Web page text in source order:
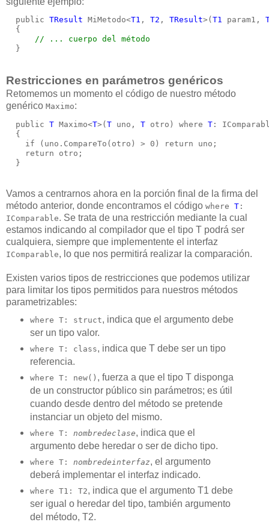
  public
TResult MiMetodo<T1 , T2 , TResult>( T1 param1,
  {
// ... cuerpo del método
  }
Restricciones en parámetros genéricos
Retomemos un momento el código de nuestro método
genérico Maximo:
  public
T Maximo<T>( T uno, T otro) where T :
  {
    if (uno.CompareTo(otro) > 0) return uno;
    return otro;
  }
Vamos a centrarnos ahora en la porción final de la firma del
método anterior, donde encontramos el código where T :
IComparable. Se trata de una restricción mediante la cual
estamos indicando al compilador que el tipo T podrá ser
cualquiera, siempre que implementente el interfaz
IComparable, lo que nos permitirá realizar la comparación.
Existen varios tipos de restricciones que podemos utilizar
para limitar los tipos permitidos para nuestros métodos
parametrizables:
where T: struct, indica que el argumento debe
ser un tipo valor.
where T: class, indica que T debe ser un tipo
referencia.
where T: new() , fuerza a que el tipo T disponga
de un constructor público sin parámetros; es útil
cuando desde dentro del método se pretende
instanciar un objeto del mismo.
where T: nombredeclase, indica que el
argumento debe heredar o ser de dicho tipo.
where T: nombredeinterfaz, el argumento
deberá implementar el interfaz indicado.
where T1: T2, indica que el argumento T1 debe
ser igual o heredar del tipo, también argumento
del método, T2.